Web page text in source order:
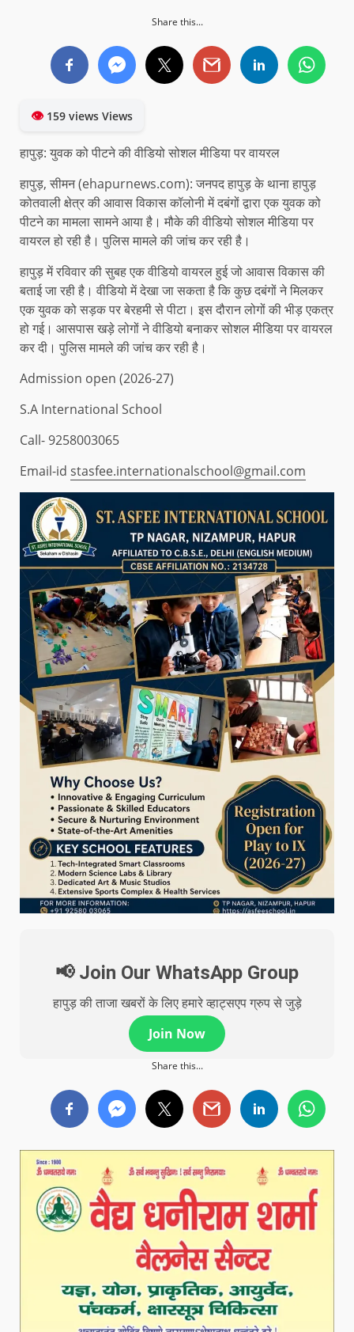
Share this...
👁159 views Views
हापुड़: युवक को पीटने की वीडियो सोशल मीडिया पर वायरल
हापुड़, सीमन (ehapurnews.com): जनपद हापुड़ के थाना हापुड़
कोतवाली क्षेत्र की आवास विकास कॉलोनी में दबंगों द्वारा एक युवक को
पीटने का मामला सामने आया है। मौके की वीडियो सोशल मीडिया पर
वायरल हो रही है। पुलिस मामले की जांच कर रही है।
हापुड़ में रविवार की सुबह एक वीडियो वायरल हुई जो आवास विकास की
बताई जा रही है। वीडियो में देखा जा सकता है कि कुछ दबंगों ने मिलकर
एक युवक को सड़क पर बेरहमी से पीटा। इस दौरान लोगों की भीड़ एकत्र
हो गई। आसपास खड़े लोगों ने वीडियो बनाकर सोशल मीडिया पर वायरल
कर दी। पुलिस मामले की जांच कर रही है।
Admission open (2026-27)
S.A International School
Call- 9258003065
Email-id stasfee.internationalschool@gmail.com
📢 Join Our WhatsApp Group
हापुड़ की ताजा खबरों के लिए हमारे व्हाट्सएप ग्रुप से जुड़े
Join Now
Share this...